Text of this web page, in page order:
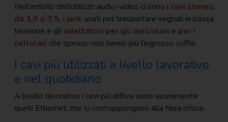
Nell’ambito dell’utilizzo audio-video ci sono i cavi stereo
da 1,5 o 3,5, i jack usati per trasportare segnali in bassa
tensione e gli adattatori per gli auricolari e per i
cellulari che spesso non hanno più l’ingresso cuffie.
I cavi più utilizzati a livello lavorativo
e nel quotidiano
A livello lavorativo i cavi più diffusi sono sicuramente
quelli Ethernet, che si contrappongono alla fibra ottica.